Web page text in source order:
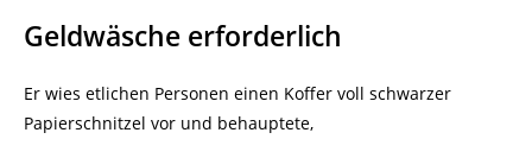
Geldwäsche erforderlich
Er wies etlichen Personen einen Koffer voll schwarzer
Papierschnitzel vor und behauptete,